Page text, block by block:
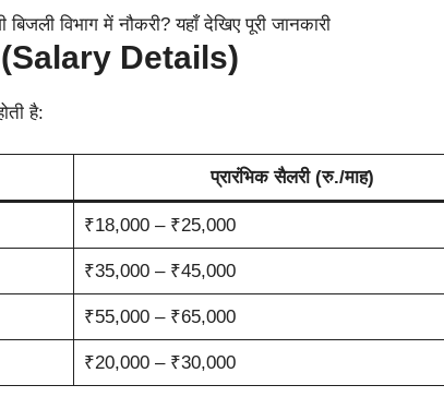
(Salary Details)
है:
प्रारंभिक सैलरी (रु./माह)
₹18,000 – ₹25,000
₹35,000 – ₹45,000
₹55,000 – ₹65,000
₹20,000 – ₹30,000